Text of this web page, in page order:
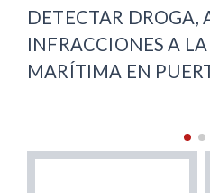
DETECTAR DROGA,
INFRACCIONES A
MARÍTIMA EN